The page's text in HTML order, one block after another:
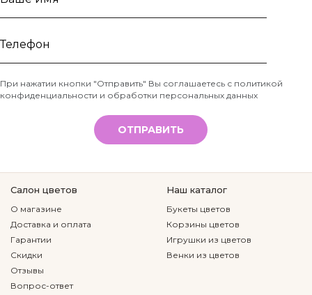
Ваше
Телефон
*
При нажатии кнопки "Отправить" Вы соглашаетесь с политикой
конфиденциальности и обработки персональных данных
ОТПРАВИТЬ
Салон цветов
О магазине
Доставка и оплата
Гарантии
Скидки
Отзывы
Вопрос-ответ
Наш каталог
Букеты цветов
Корзины цветов
Игрушки из цветов
Венки из цветов